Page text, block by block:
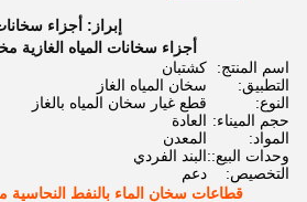
إبراز: أجزاء
أجزاء سخانات المياه الغازية
اسم المنتج:
كشتبان
التطبيق:
سخان المياه الغاز
النوع:
قطع غيار سخان المياه بالغاز
حجم الميناء: العادة
المواد:
المعدن
وحدات البيع::البند الفردي
التخصيص:
دعم
قطاعات سخان الماء بالنفط النحاسية